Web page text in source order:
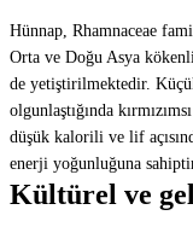
Hünnap, Rhamnaceae
Orta ve Doğu Asya
de yetiştirilmektedir.
olgunlaştığında
düşük kalorili ve lif
enerji yoğunluğuna
Kültürel ve